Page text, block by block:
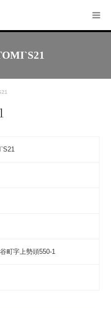
町字上勢頭550-1